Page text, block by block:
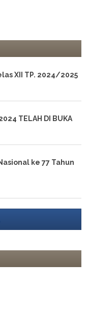
XII TP. 2024/2025
TELAH DI BUKA
ke 77 Tahun